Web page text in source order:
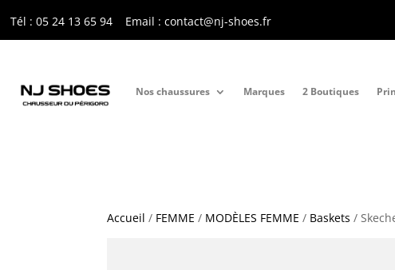
Tél : 05 24 13 65 94 Email : contact@nj-shoes.fr
Nos chaussures Marques 2 Boutiques
Accueil / FEMME / MODÈLES FEMME / Baskets /